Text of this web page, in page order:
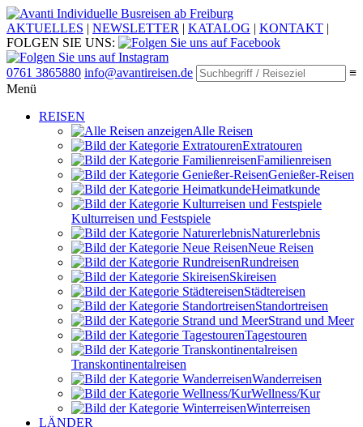
Individuelle Busreisen ab Freiburg
AKTUELLES | NEWSLETTER | KATALOG | KONTAKT |
FOLGEN SIE UNS:
0761 3865880 info@avantireisen.de
≡
Menü
REISEN
Alle Reisen
Extratouren
Familien­reisen
Genießer-Reisen
Heimatkunde
Kultur­reisen und Festspiele
Naturerlebnis
Neue Reisen
Rund­reisen
Ski­reisen
Städte­reisen
Standort­reisen
Strand und Meer
Tagestouren
Transkontinental­reisen
Wander­reisen
Wellness/Kur
Winter­reisen
LÄNDER